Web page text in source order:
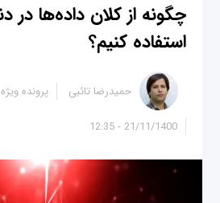
چگونه از کلان داده‌ها در
استفاده کنیم؟
21/11/1400 - 12:35
حمیدرضا تائبی پرونده ویژه